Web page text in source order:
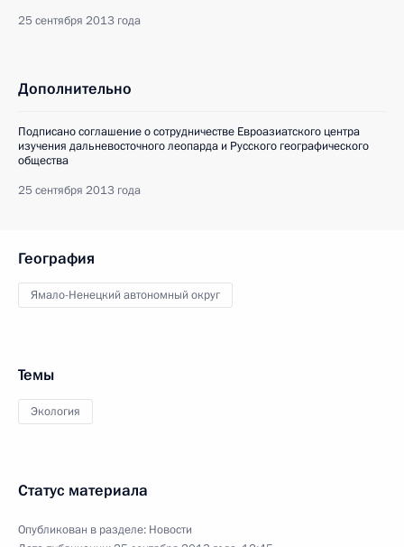
25 сентября 2013 года
Дополнительно
Подписано соглашение о сотрудничестве Евроазиатского центра
изучения дальневосточного леопарда и Русского географического
общества
25 сентября 2013 года
География
Ямало-Ненецкий автономный округ
Темы
Экология
Статус материала
Опубликован в разделе: Новости